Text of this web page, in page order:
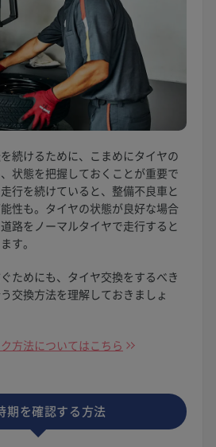
続けるために、こまめにタイヤの
状態を把握しておくことが重要で
行を続けていると、整備不良車と
性も。タイヤの状態が良好な場合
路をノーマルタイヤで走行すると
す。
ためにも、タイヤ交換をするべき
交換方法を理解しておきましょ
方法についてはこちら
期を確認する方法